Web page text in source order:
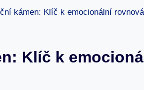
kámen: Klíč k emocionální
Klíč k